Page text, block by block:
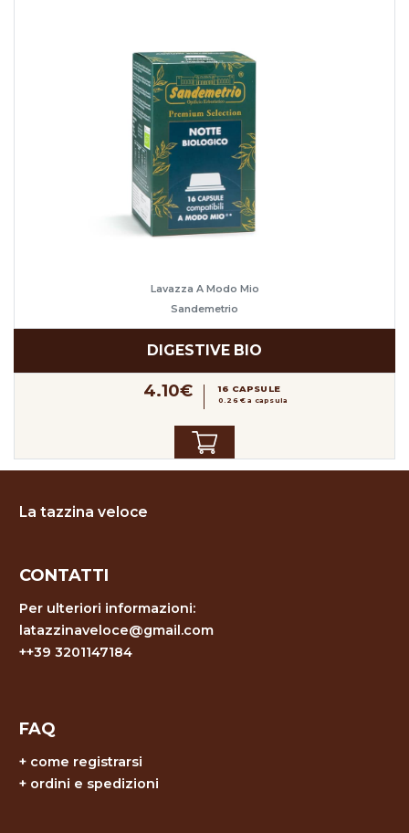
Lavazza A Modo Mio
Sandemetrio
DIGESTIVE BIO
4.10€ 16 CAPSULE
0.26 € a capsula
La tazzina veloce
CONTATTI
Per ulteriori informazioni:
latazzinaveloce@gmail.com
++39 3201147184
FAQ
+ come registrarsi
+ ordini e spedizioni